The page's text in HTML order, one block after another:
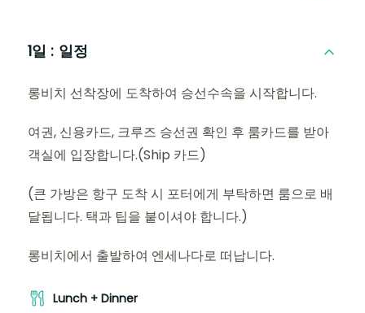
1일 : 일정
롱비치 선착장에 도착하여 승선수속을 시작합니다.
여권, 신용카드, 크루즈 승선권 확인 후 룸카드를 받아
객실에 입장합니다.(Ship 카드)
(큰 가방은 항구 도착 시 포터에게 부탁하면 룸으로 배
달됩니다. 택과 팁을 붙이셔야 합니다.)
롱비치에서 출발하여 엔세나다로 떠납니다.
Lunch + Dinner